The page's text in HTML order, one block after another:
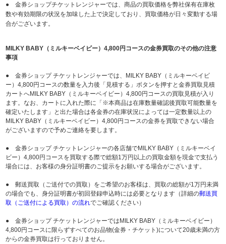
● 金券ショップチケットレンジャーでは、商品の買取価格を弊社保有在庫枚
数や有効期限の状況を加味した上で決定しており、買取価格が日々変動する場
合がございます。
MILKY BABY（ミルキーベイビー）4,800円コースの金券買取のその他の注意
事項
● 金券ショップ チケットレンジャーでは、MILKY BABY（ミルキーベイビ
ー）4,800円コースの数量を入力後「見積する」ボタンを押すと金券買取見積
カートへMILKY BABY（ミルキーベイビー）4,800円コースの買取見積が入り
ます。なお、カートに入れた際に「※本商品は在庫数量確認後買取可能数量を
確定いたします」と出た場合は各金券の在庫状況によっては一定数量以上の
MILKY BABY（ミルキーベイビー）4,800円コースの金券を買取できない場合
がございますので予めご連絡を要します。
● 金券ショップ チケットレンジャーの各店舗でMILKY BABY（ミルキーベイ
ビー）4,800円コースを買取する際で総額1万円以上の買取金額を現金で支払う
場合には、お客様の身分証明書のご提示をお願いする場合がございます。
● 郵送買取（ご送付での買取）をご希望のお客様は、買取の総額が1万円未満
の場合でも、身分証明書が初回登録申込時には必要となります（詳細の郵送買
取（ご送付による買取）の流れでご確認ください）
● 金券ショップ チケットレンジャーではMILKY BABY（ミルキーベイビー）
4,800円コースに限らずすべてのお品物(金券・チケット)について20歳未満の方
からの金券買取は行っておりません。